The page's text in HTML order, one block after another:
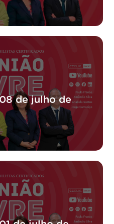
de julho de